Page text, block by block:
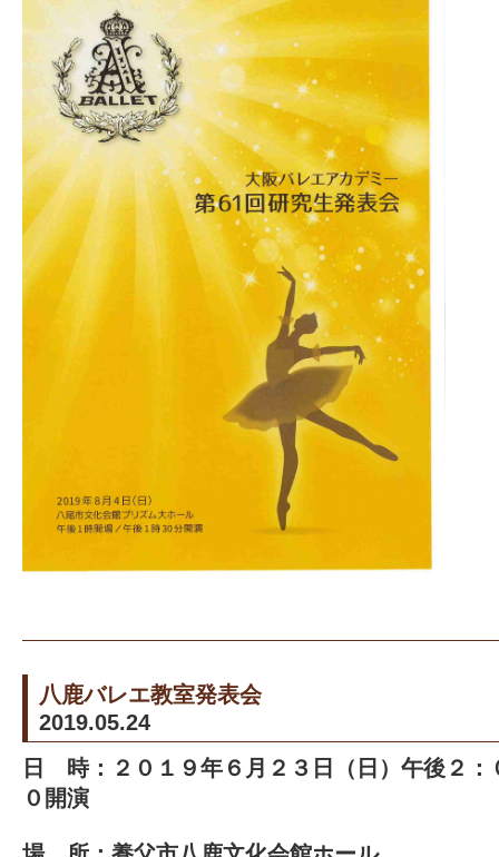
八鹿バレエ教室発表会
2019.05.24
日 時：２０１９年６月２３日（日）午後２：
０開演